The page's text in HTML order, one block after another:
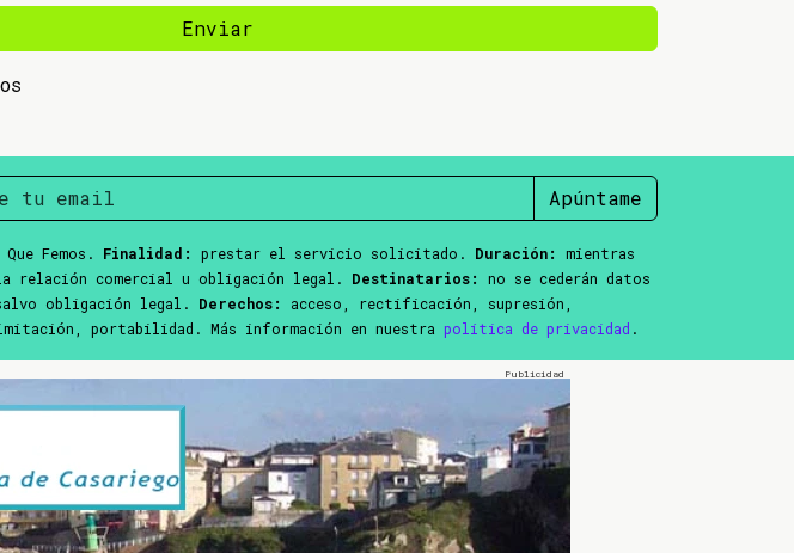
Enviar
Apúntame
Que Femos. Finalidad: prestar el servicio solicitado. Duración:
mientras
la relación comercial u obligación legal. Destinatarios:
no se cederán datos
obligación legal. Derechos:
acceso, rectificación, supresión,
portabilidad. Más información en nuestra política de privacidad .